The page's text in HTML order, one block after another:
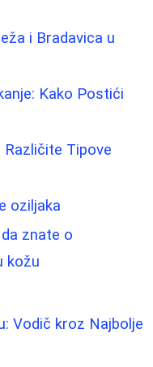
i Bradavica u
Kako Postići
Različite Tipove
oziljaka
znate o
kožu
Vodič kroz Najbolje